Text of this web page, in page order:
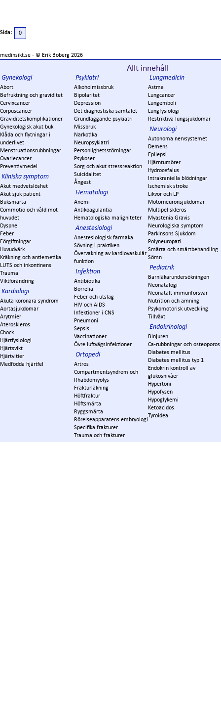
Sida: 0
medinsikt.se - © Erik Boberg 2026
Allt innehåll
Gynekologi
Abort
Befruktning och graviditet
Cervixcancer
Corpuscancer
Graviditetskomplikationer
Gynekologisk akut buk
Klåda och flytningar i
underlivet
Menstruationsrubbningar
Ovariecancer
Preventivmedel
Kliniska symptom
Akut medvetslöshet
Akut sjuk patient
Buksmärta
Commotio och våld mot
huvudet
Dyspne
Feber
Förgiftningar
Huvudvärk
Kräkning och antiemetika
LUTS och inkontinens
Trauma
Viktförändring
Kardiologi
Akuta koronara syndrom
Aortasjukdomar
Arytmier
Ateroskleros
Chock
Hjärtfysiologi
Hjärtsvikt
Hjärtvitier
Medfödda hjärtfel
Psykiatri
Alkoholmissbruk
Bipolaritet
Depression
Det diagnostiska samtalet
Grundläggande psykiatri
Missbruk
Narkotika
Neuropsykiatri
Personlighetsstörningar
Psykoser
Sorg och akut stressreaktion
Suicidalitet
Ångest
Hematologi
Anemi
Antikoagulantia
Hematologiska maligniteter
Anestesiologi
Anestesiologisk farmaka
Sövning i praktiken
Övervakning av kardiovaskulär
funktion
Infektion
Antibiotika
Borrelia
Feber och utslag
HIV och AIDS
Infektioner i CNS
Pneumoni
Sepsis
Vaccinationer
Övre luftvägsinfektioner
Ortopedi
Artros
Compartmentsyndrom och
Rhabdomyolys
Frakturläkning
Höftfraktur
Höftsmärta
Ryggsmärta
Rörelseapparatens embryologi
Specifika frakturer
Trauma och frakturer
Lungmedicin
Astma
Lungcancer
Lungemboli
Lungfysiologi
Restriktiva lungsjukdomar
Neurologi
Autonoma nervsystemet
Demens
Epilepsi
Hjärntumörer
Hydrocefalus
Intrakraniella blödningar
Ischemisk stroke
Likvor och LP
Motorneuronsjukdomar
Multipel skleros
Myastenia Gravis
Neurologiska symptom
Parkinsons Sjukdom
Polyneuropati
Smärta och smärtbehandling
Sömn
Pediatrik
Barnläkarundersökningen
Neonatalogi
Neonatalt immunförsvar
Nutrition och amning
Psykomotorisk utveckling
Tillväxt
Endokrinologi
Binjuren
Ca-rubbningar och osteoporos
Diabetes mellitus
Diabetes mellitus typ 1
Endokrin kontroll av
glukosnivåer
Hypertoni
Hypofysen
Hypoglykemi
Ketoacidos
Tyroidea